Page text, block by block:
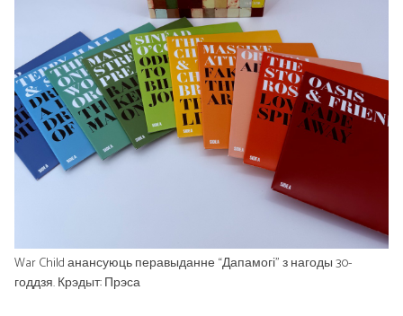
War Child анансуюць перавыданне “Дапамогі” з нагоды 30-
годдзя. Крэдыт: Прэса